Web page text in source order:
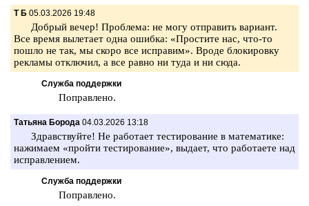
Т Б 05.03.2026 19:48
Доб­рый вечер! Про­бле­ма: не могу от­пра­вить ва­ри­ант.
Все время вы­ле­та­ет одна ошиб­ка: «Про­сти­те нас, что-то
пошло не так, мы скоро все ис­пра­вим». Вроде бло­ки­ров­ку
ре­кла­мы от­клю­чил, а все равно ни туда и ни сюда.
Служба поддержки
По­прав­ле­но.
Татьяна Борода 04.03.2026 13:18
Здрав­ствуй­те! Не ра­бо­та­ет те­сти­ро­ва­ние в ма­те­ма­ти­ке:
на­жи­ма­ем «прой­ти те­сти­ро­ва­ние», вы­да­ет, что ра­бо­та­е­те над
ис­прав­ле­ни­ем.
Служба поддержки
По­прав­ле­но.